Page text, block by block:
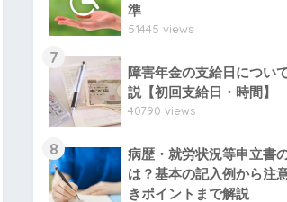
準
51445 views
7
障害年金の支給日につい
説【初回支給日・時間】
40790 views
8
病歴・就労状況等申立書
は？基本の記入例から注
きポイントまで解説